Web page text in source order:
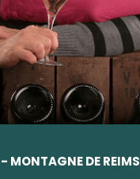
MONTAGNE DE REIMS